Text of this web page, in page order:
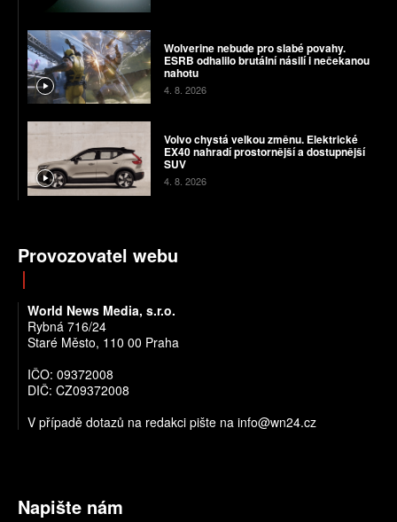
Wolverine nebude pro slabé povahy.
ESRB odhalilo brutální násilí i nečekanou
nahotu
4. 8. 2026
Volvo chystá velkou změnu. Elektrické
EX40 nahradí prostornější a dostupnější
SUV
4. 8. 2026
Provozovatel webu
World News Media, s.r.o.
Rybná 716/24
Staré Město, 110 00 Praha
IČO: 09372008
DIČ: CZ09372008
V případě dotazů na redakci pište na info@wn24.cz
Napište nám